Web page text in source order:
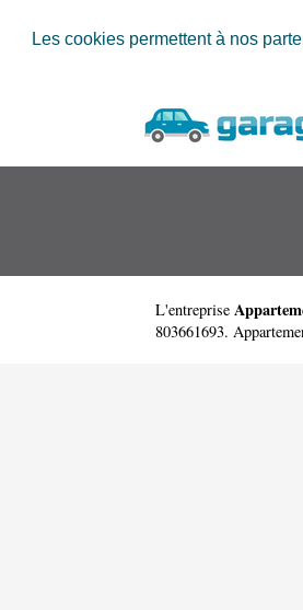
Les cookies permettent à nos
L'entreprise
803661693.